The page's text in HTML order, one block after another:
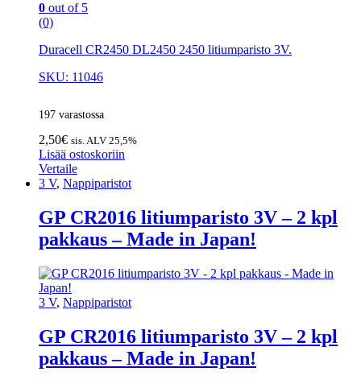
0 out of 5
(0)
Duracell CR2450 DL2450 2450 litiumparisto 3V.
SKU: 11046
197 varastossa
2,50€ sis. ALV 25,5%
Lisää ostoskoriin
Vertaile
3 V, Nappiparistot
GP CR2016 litiumparisto 3V – 2 kpl
pakkaus – Made in Japan!
3 V, Nappiparistot
GP CR2016 litiumparisto 3V – 2 kpl
pakkaus – Made in Japan!